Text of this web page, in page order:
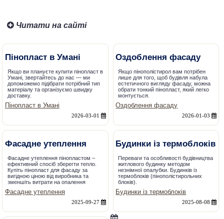
Читати на сайті
Пінопласт в Умані
Якщо ви плануєте купити пінопласт в
Умані, звертайтесь до нас — ми
допоможемо підібрати потрібний тип
матеріалу та організуємо швидку
доставку.
Пінопласт в Умані
2026-03-01
Оздоблення фасаду
Якщо пінополістирол вам потрібен
лише для того, щоб будівля набула
естетичного вигляду фасаду, можна
обрати тонкий пінопласт, який легко
монтується.
Оздоблення фасаду
2026-01-03
Фасадне утеплення
Фасадне утеплення пінопластом –
ефективний спосіб зберегти тепло.
Купіть пінопласт для фасаду за
вигідною ціною від виробника та
зменшіть витрати на опалення
Фасадне утеплення
2025-09-27
Будинки із термоблоків
Переваги та особливості будівництва
житлового будинку методом
незнімної опалубки. Будинків із
термоблоків (пінополістирольних
блоків).
Будинки із термоблоків
2025-08-08